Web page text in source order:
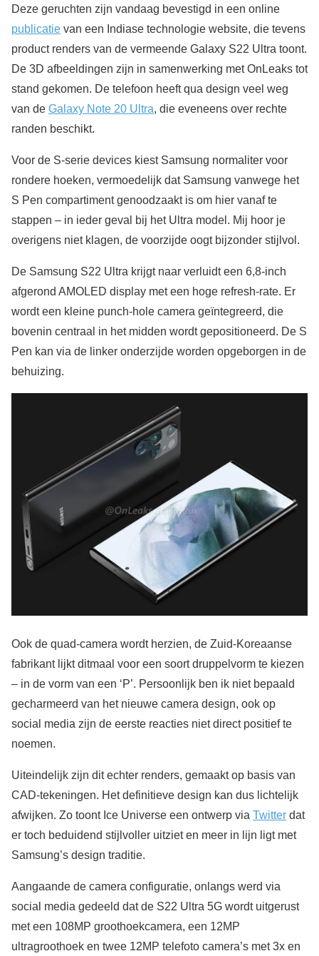
Deze geruchten zijn vandaag bevestigd in een online
publicatie van een Indiase technologie website, die tevens
product renders van de vermeende Galaxy S22 Ultra toont.
De 3D afbeeldingen zijn in samenwerking met OnLeaks tot
stand gekomen. De telefoon heeft qua design veel weg
van de Galaxy Note 20 Ultra, die eveneens over rechte
randen beschikt.
Voor de S-serie devices kiest Samsung normaliter voor
rondere hoeken, vermoedelijk dat Samsung vanwege het
S Pen compartiment genoodzaakt is om hier vanaf te
stappen – in ieder geval bij het Ultra model. Mij hoor je
overigens niet klagen, de voorzijde oogt bijzonder stijlvol.
De Samsung S22 Ultra krijgt naar verluidt een 6,8-inch
afgerond AMOLED display met een hoge refresh-rate. Er
wordt een kleine punch-hole camera geïntegreerd, die
bovenin centraal in het midden wordt gepositioneerd. De S
Pen kan via de linker onderzijde worden opgeborgen in de
behuizing.
Ook de quad-camera wordt herzien, de Zuid-Koreaanse
fabrikant lijkt ditmaal voor een soort druppelvorm te kiezen
– in de vorm van een ‘P’. Persoonlijk ben ik niet bepaald
gecharmeerd van het nieuwe camera design, ook op
social media zijn de eerste reacties niet direct positief te
noemen.
Uiteindelijk zijn dit echter renders, gemaakt op basis van
CAD-tekeningen. Het definitieve design kan dus lichtelijk
afwijken. Zo toont Ice Universe een ontwerp via Twitter dat
er toch beduidend stijlvoller uitziet en meer in lijn ligt met
Samsung’s design traditie.
Aangaande de camera configuratie, onlangs werd via
social media gedeeld dat de S22 Ultra 5G wordt uitgerust
met een 108MP groothoekcamera, een 12MP
ultragroothoek en twee 12MP telefoto camera’s met 3x en